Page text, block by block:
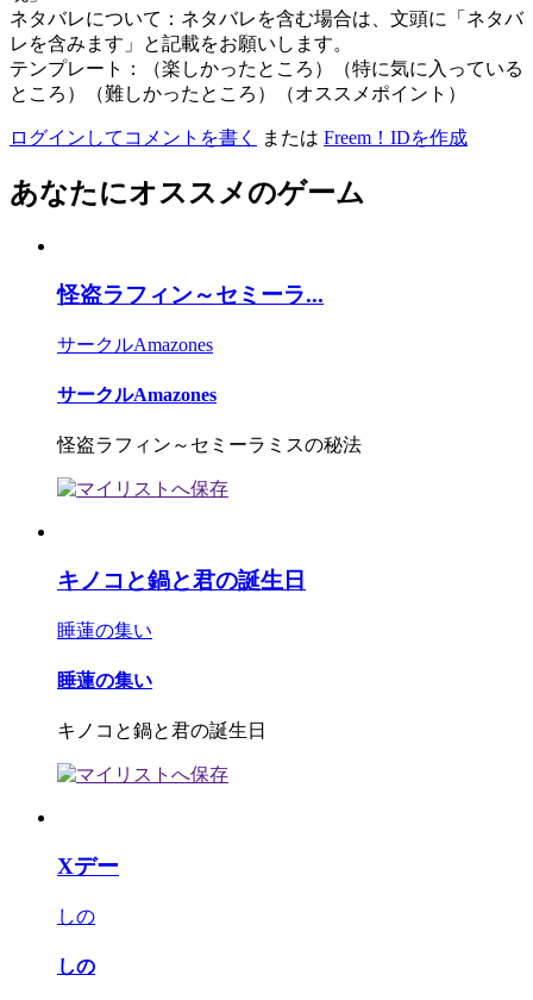
ネタバレについて：ネタバレを含む場合は、文頭に「ネタバ
レを含みます」と記載をお願いします。
テンプレート：（楽しかったところ）（特に気に入っている
ところ）（難しかったところ）（オススメポイント）
ログインしてコメントを書く または Freem！IDを作成
あなたにオススメのゲーム
怪盗ラフィン～セミーラ...
サークルAmazones
サークルAmazones
怪盗ラフィン～セミーラミスの秘法
キノコと鍋と君の誕生日
睡蓮の集い
睡蓮の集い
キノコと鍋と君の誕生日
Xデー
しの
しの